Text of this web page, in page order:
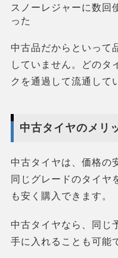
スノーレジャーに数回
った
中古品だからといって
していません。どのタ
クを通過して流通して
中古タイヤのメリ
中古タイヤは、価格の
同じグレードのタイヤ
も安く購入できます。
中古タイヤなら、同じ
手に入れることも可能